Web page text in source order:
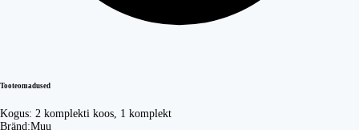
Tooteomadused
Kogus: 2 komplekti koos, 1 komplekt
Bränd:Muu